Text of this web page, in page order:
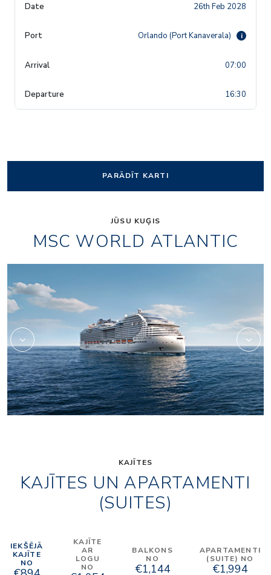
26th Feb 2028
Orlando (Port Kanaverala) i
07:00
16:30
PARĀDĪT KARTI
JŪSU KUĢIS
MSC WORLD ATLANTIC
KAJĪTES
KAJĪTES UN APARTAMENTI
(SUITES)
IEKŠĒJĀ
KAJĪTE
NO
KAJĪTE
AR
LOGU
NO
BALKONS
NO
€1,144
APARTAMENTI
(SUITE) NO
€1,994